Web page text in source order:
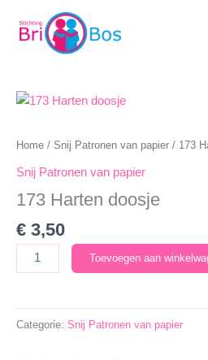
naar
Home / Snij Patronen van papier / 173
Snij Patronen van papier
173 Harten doosje
€ 3,50
Harten
Toevoegen aan
Categorie: Snij Patronen van papier